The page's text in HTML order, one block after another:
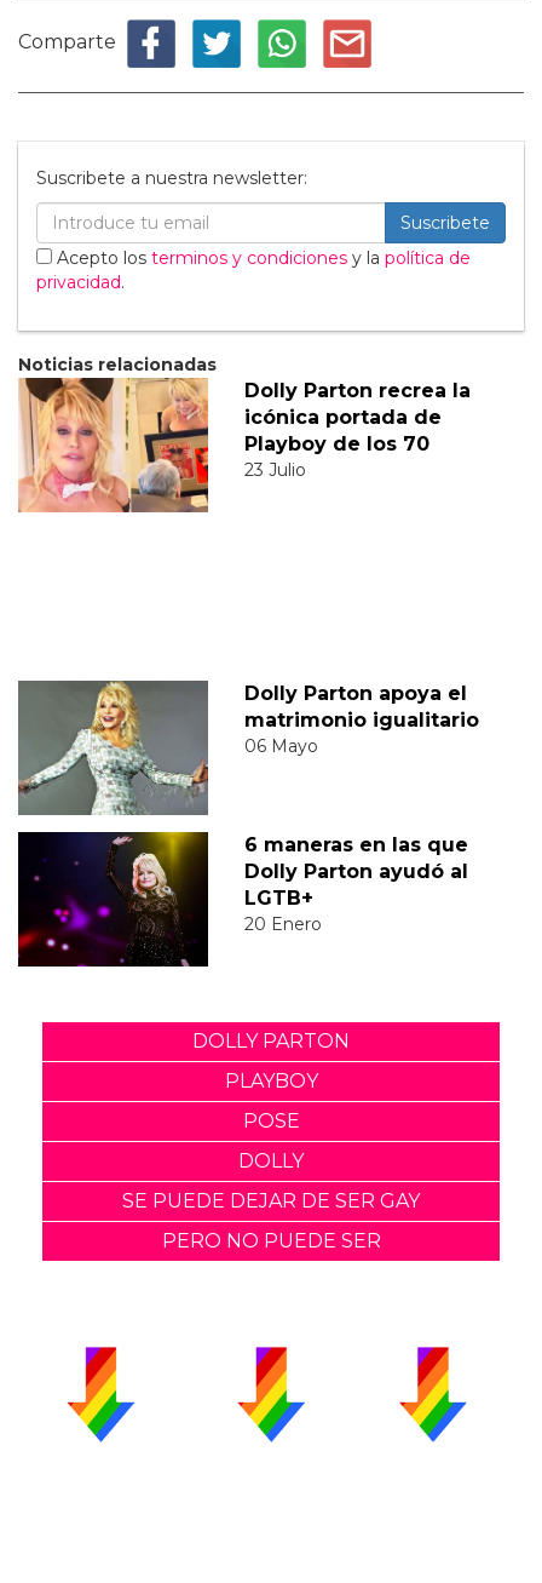
Comparte
Suscribete a nuestra newsletter:
Suscribete
Acepto los terminos y condiciones y la política de
privacidad.
Noticias relacionadas
Dolly Parton recrea la
icónica portada de
Playboy de los 70
23 Julio
Dolly Parton apoya el
matrimonio igualitario
06 Mayo
6 maneras en las que
Dolly Parton ayudó al
LGTB+
20 Enero
DOLLY PARTON
PLAYBOY
POSE
DOLLY
SE PUEDE DEJAR DE SER GAY
PERO NO PUEDE SER